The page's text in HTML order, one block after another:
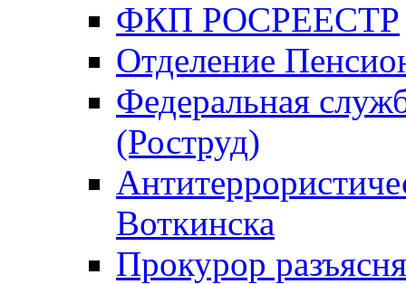
ФКП РОСРЕЕСТР
Отделение
Федеральная
(Роструд)
Воткинска
Прокурор